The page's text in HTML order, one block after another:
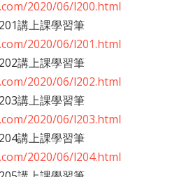
2020/06/l200.html
講上課學習筆
2020/06/l201.html
講上課學習筆
2020/06/l202.html
講上課學習筆
2020/06/l203.html
講上課學習筆
2020/06/l204.html